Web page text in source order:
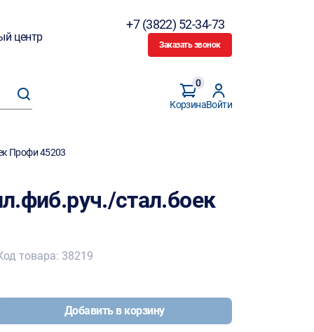
центр
+7 (3822) 52-34-73
Заказать звонок
Корзина
0
Войти
Профи 45203
стал.боек
товара: 38219
Добавить в корзину